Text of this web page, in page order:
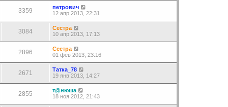
3359
петрович
12 апр 2013, 22:31
3084
Сестра
10 апр 2013, 17:13
2896
Сестра
01 фев 2013, 23:16
2671
Татка_78
19 янв 2013, 14:27
2855
т@нюша
18 ноя 2012, 21:43